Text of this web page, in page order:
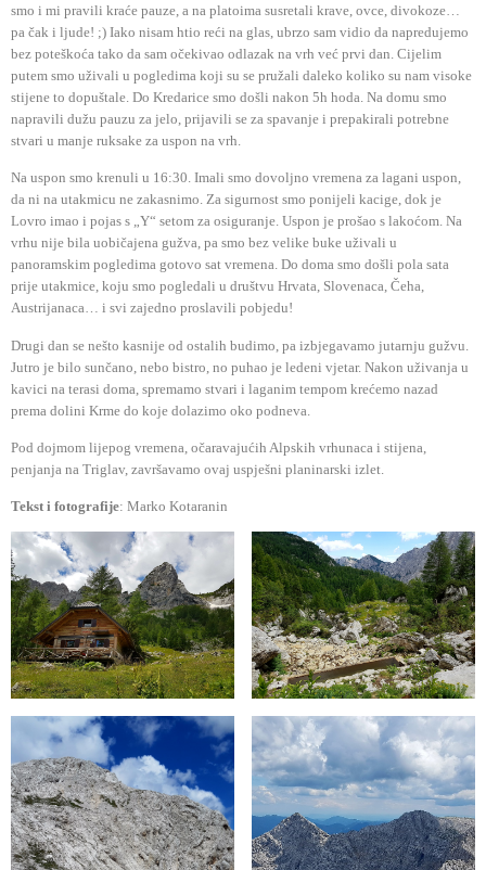
smo i mi pravili kraće pauze, a na platoima susretali krave, ovce, divokoze…
pa čak i ljude! ;) Iako nisam htio reći na glas, ubrzo sam vidio da napredujemo
bez poteškoća tako da sam očekivao odlazak na vrh već prvi dan. Cijelim
putem smo uživali u pogledima koji su se pružali daleko koliko su nam visoke
stijene to dopuštale. Do Kredarice smo došli nakon 5h hoda. Na domu smo
napravili dužu pauzu za jelo, prijavili se za spavanje i prepakirali potrebne
stvari u manje ruksake za uspon na vrh.
Na uspon smo krenuli u 16:30. Imali smo dovoljno vremena za lagani uspon,
da ni na utakmicu ne zakasnimo. Za sigurnost smo ponijeli kacige, dok je
Lovro imao i pojas s „Y“ setom za osiguranje. Uspon je prošao s lakoćom. Na
vrhu nije bila uobičajena gužva, pa smo bez velike buke uživali u
panoramskim pogledima gotovo sat vremena. Do doma smo došli pola sata
prije utakmice, koju smo pogledali u društvu Hrvata, Slovenaca, Čeha,
Austrijanaca… i svi zajedno proslavili pobjedu!
Drugi dan se nešto kasnije od ostalih budimo, pa izbjegavamo jutarnju gužvu.
Jutro je bilo sunčano, nebo bistro, no puhao je ledeni vjetar. Nakon uživanja u
kavici na terasi doma, spremamo stvari i laganim tempom krećemo nazad
prema dolini Krme do koje dolazimo oko podneva.
Pod dojmom lijepog vremena, očaravajućih Alpskih vrhunaca i stijena,
penjanja na Triglav, završavamo ovaj uspješni planinarski izlet.
Tekst i fotografije: Marko Kotaranin